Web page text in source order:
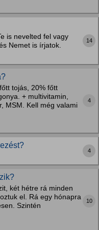
is nevelted fel vagy
Nemet is írjatok.
14
tojás, 20% főtt
+ multivitamin,
MSM. Kell még valami
4
4
két hétre rá minden
el. Rá egy hónapra
Szintén
10